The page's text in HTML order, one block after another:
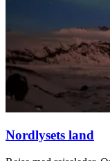
Nordlysets land